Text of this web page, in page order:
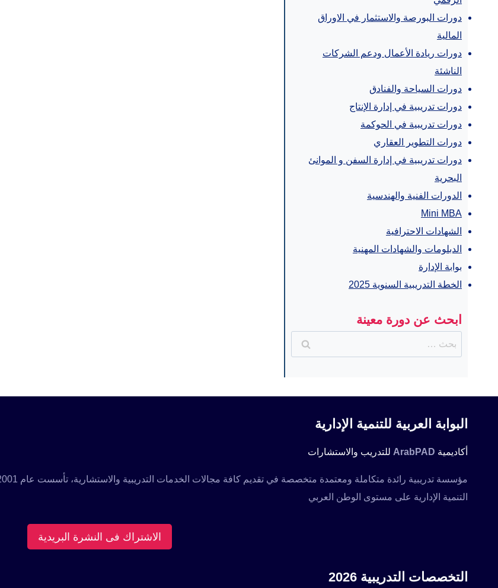
دورات البورصة والاستثمار في الاوراق
المالية
دورات ريادة الأعمال ودعم الشركات
الناشئة
دورات السياحة والفنادق
دورات تدريبية في إدارة الإنتاج
دورات تدريبية في الحوكمة
دورات التطوير العقاري
دورات تدريبية في إدارة السفن و الموانئ
البحرية
الدورات الفنية والهندسية
Mini MBA
الشهادات الاحترافية
الدبلومات والشهادات المهنية
بوابة الإدارة
الخطة التدريبية السنوية 2025
ابحث عن دورة معينة
عن:
البوابة العربية للتنمية الإدارية
أكاديمية ArabPAD للتدريب والاستشارات
التنمية الإدارية على مستوى الوطن العربي
الاشتراك فى النشرة البريدية
التخصصات التدريبية 2026